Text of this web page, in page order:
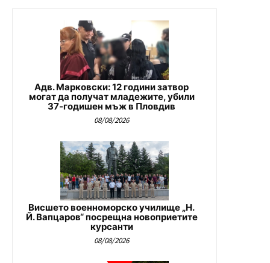
Адв. Марковски: 12 години затвор
могат да получат младежите, убили
37-годишен мъж в Пловдив
08/08/2026
Висшето военноморско училище „Н.
Й. Вапцаров“ посрещна новоприетите
курсанти
08/08/2026